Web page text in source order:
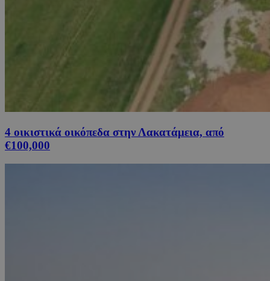
4 οικιστικά οικόπεδα στην Λακατάμεια, από
€100,000